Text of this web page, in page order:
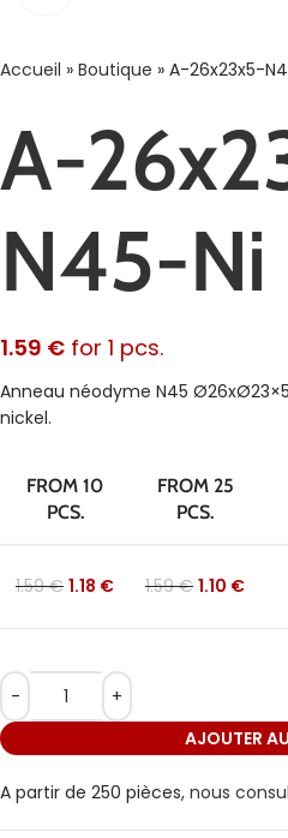
Accueil » Boutique » A-26x23x5-
A-
N45-Ni
1.59 € for 1 pcs.
Anneau néodyme N45
nickel.
FROM 10
PCS.
FROM 25
PCS.
1.59€ 1.18 € 1.59€ 1.10 €
AJOUTER
A partir de 250 pièces, nous